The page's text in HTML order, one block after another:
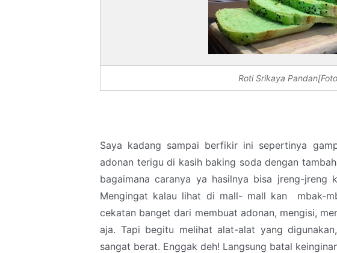
Roti Srikaya
Saya kadang sampai berfikir ini sepertinya
adonan terigu di kasih baking soda dengan
bagaimana caranya ya hasilnya bisa jreng-
Mengingat kalau lihat di mall- mall kan mbak-
cekatan banget dari membuat adonan, mengisi,
aja. Tapi begitu melihat alat-alat yang
sangat berat. Enggak deh! Langsung batal